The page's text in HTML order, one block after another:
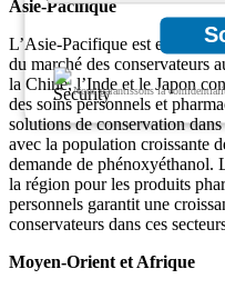
Nous garantissons la
Asie-Pacifique
L’Asie-Pacifique est en
du marché des conservateurs
la Chine, l’Inde et le Japon
des soins personnels et
solutions de conservation
avec la population croissante
demande de phénoxyéthanol.
la région pour les produits
personnels garantit une
conservateurs dans ces
Moyen-Orient et Afrique